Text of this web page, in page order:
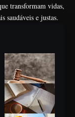
transformam vidas,
saudáveis e justas.